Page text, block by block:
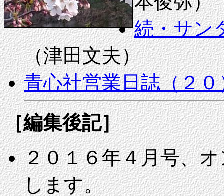
続・サン
（津田文夫）
青心社営業日誌（２０
［編集後記］
２０１６年４月号、
します。